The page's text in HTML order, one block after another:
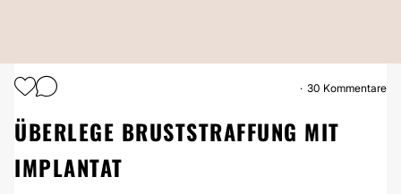
BRUSTSTRAFFUNG
30 Kommentare
ÜBERLEGE BRUSTSTRAFFUNG MIT
IMPLANTAT